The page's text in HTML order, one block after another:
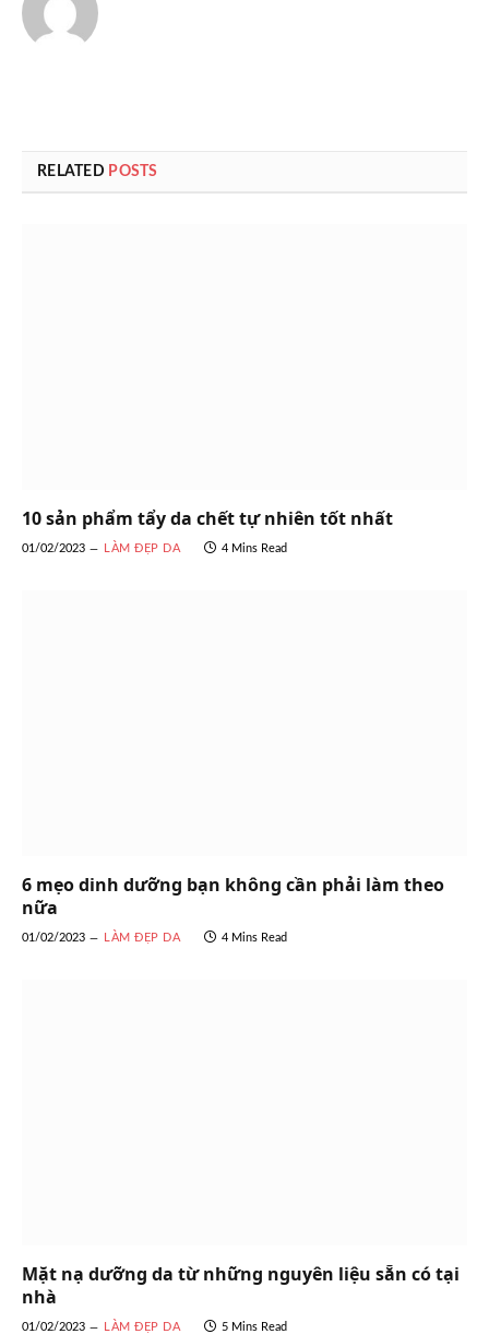
RELATED POSTS
10 sản phẩm tẩy da chết tự nhiên tốt nhất
01/02/2023 LÀM ĐẸP DA 4 Mins Read
6 mẹo dinh dưỡng bạn không cần phải làm theo
nữa
01/02/2023 LÀM ĐẸP DA 4 Mins Read
Mặt nạ dưỡng da từ những nguyên liệu sẵn có tại
nhà
01/02/2023 LÀM ĐẸP DA 5 Mins Read